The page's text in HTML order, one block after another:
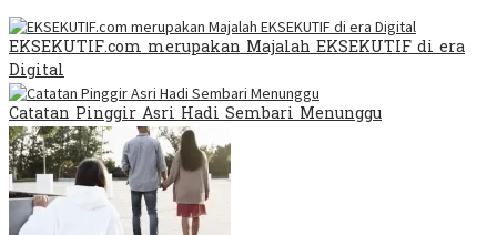
EKSEKUTIF.com merupakan Majalah EKSEKUTIF di era
Digital
Catatan Pinggir Asri Hadi Sembari Menunggu